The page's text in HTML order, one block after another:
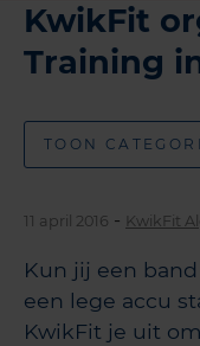
KwikFit
Training
TOON
11 april 2016 - KwikFit
Kun jij een
een lege accu
KwikFit je uit